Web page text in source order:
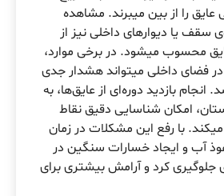
را از بین میبرند. مشاهده
سقف یا دیوارهای داخلی نیز از
محسوب میشود. در برخی موارد،
فضای داخلی میتواند هشدار جدی
انجام بازدید دوره‌ای از عایق‌ها، به
امکان شناسایی دقیق نقاط
با رفع این مشکلات در زمان
آب و ایجاد خسارات سنگین در
جلوگیری کرد و آرامش بیشتری برای